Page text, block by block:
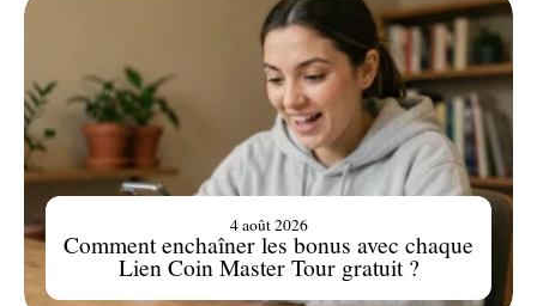
Comment enchaîner les bonus avec chaque
Lien Coin Master Tour gratuit ?
4 août 2026